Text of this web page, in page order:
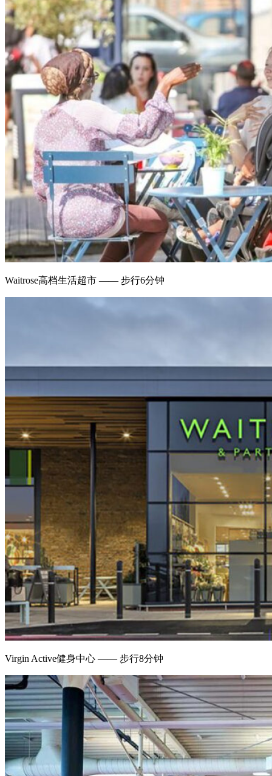
Waitrose高档生活超市 —— 步行6分钟
Virgin Active健身中心 —— 步行8分钟